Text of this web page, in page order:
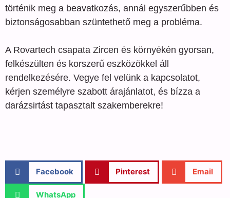
történik meg a beavatkozás, annál egyszerűbben és
biztonságosabban szüntethető meg a probléma.
A Rovartech csapata Zircen és környékén gyorsan,
felkészülten és korszerű eszközökkel áll
rendelkezésére. Vegye fel velünk a kapcsolatot,
kérjen személyre szabott árajánlatot, és bízza a
darázsirtást tapasztalt szakemberekre!
Facebook Pinterest Email
WhatsApp